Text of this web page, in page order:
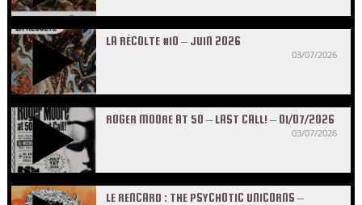
LA RÉCOLTE #10 – JUIN 2026
03/07/2026
ROGER MOORE AT 50 – LAST CALL! – 01/07/2026
03/07/2026
LE RENCARD : THE PSYCHOTIC UNICORNS –